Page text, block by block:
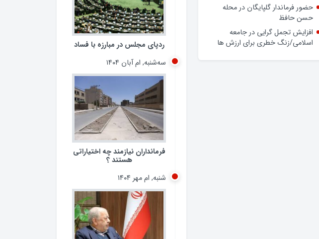
حضور فرماندار گلپایگان در محله
حسن حافظ
افزایش تجمل گرایی در جامعه
اسلامی/زنگ خطری برای ارزش ها
ردپای مجلس در مبارزه با فساد
سه‌شنبه, ام آبان ۱۴۰۴
فرمانداران نیازمند چه اختیاراتی
هستند ؟
شنبه, ام مهر ۱۴۰۴